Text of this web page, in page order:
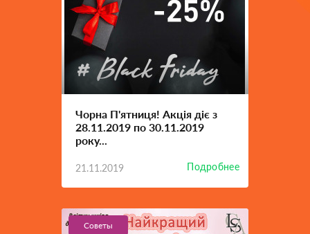
Чорна П'ятниця! Акція діє з
28.11.2019 по 30.11.2019
року...
21.11.2019 Подробнее
Советы